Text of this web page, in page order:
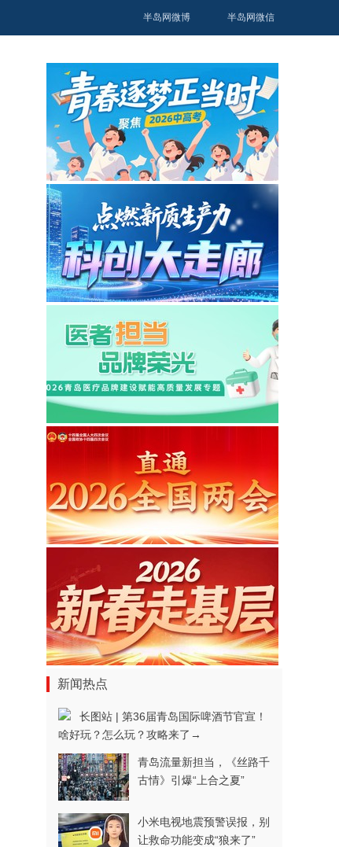
半岛网微博 半岛网微信
新闻热点
长图站 | 第36届青岛国际啤酒节官宣！
啥好玩？怎么玩？攻略来了→
青岛流量新担当，《丝路千
古情》引爆“上合之夏”
小米电视地震预警误报，别
让救命功能变成“狼来了”